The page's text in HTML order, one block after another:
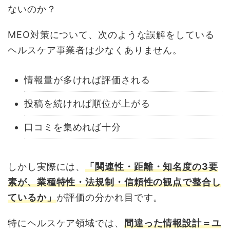
ないのか？
MEO対策について、次のような誤解をしている
ヘルスケア事業者は少なくありません。
情報量が多ければ評価される
投稿を続ければ順位が上がる
口コミを集めれば十分
しかし実際には、「関連性・距離・知名度の3要
素が、業種特性・法規制・信頼性の観点で整合し
ているか」が評価の分かれ目です。
特にヘルスケア領域では、 間違った情報設計＝ユ